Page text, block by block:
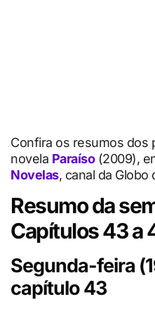
Confira os resumos dos
novela Paraíso(2009),
Novelas, canal da Globo
Resumo da
Capítulos 43 a
Segunda-feira
capítulo 43